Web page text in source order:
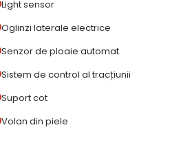
Light sensor
Oglinzi laterale electrice
Senzor de ploaie automat
Sistem de control al tracțiunii
Suport cot
Volan din piele